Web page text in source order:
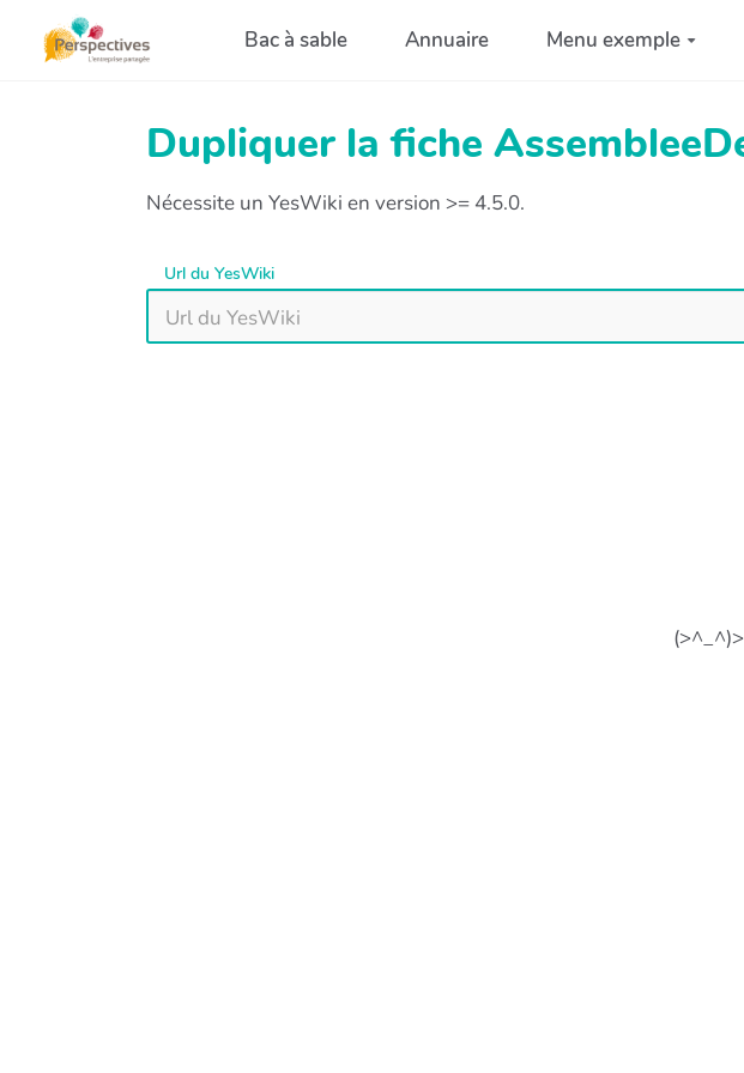
Aller au contenu principalBac à sable Annuaire Menu exemple
Dupliquer la fiche
Nécessite un YesWiki en version >= 4.5.0.
Url du YesWiki